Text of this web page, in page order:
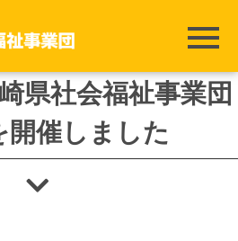
崎県社会福祉事業団表彰式を開催しました
県社会福祉事業団
開催しました